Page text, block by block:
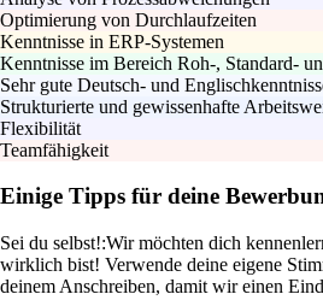
Optimierung von Durchlaufzeiten
Kenntnisse in ERP-Systemen
Kenntnisse im Bereich Roh-, Standard-
Sehr gute Deutsch- und
Strukturierte und gewissenhafte
Flexibilität
Teamfähigkeit
Einige Tipps für deine
Sei du selbst!:Wir möchten dich
wirklich bist! Verwende deine eigene
deinem Anschreiben, damit wir einen